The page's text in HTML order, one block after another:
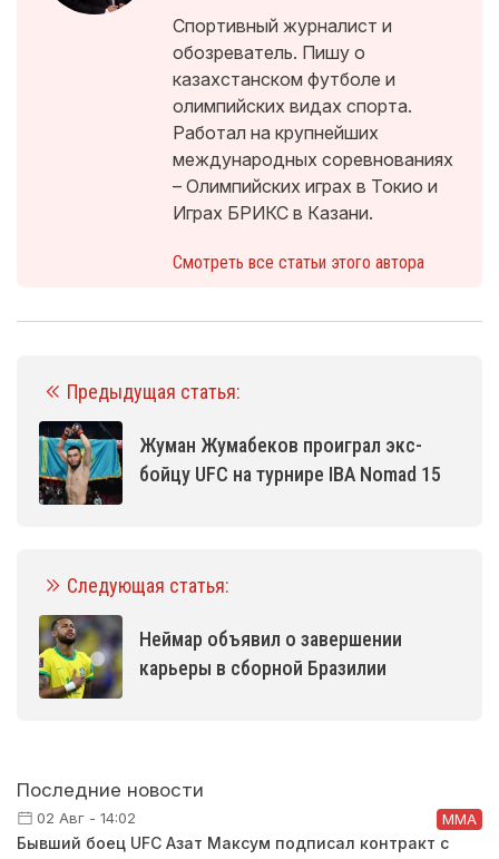
Спортивный журналист и
обозреватель. Пишу о
казахстанском футболе и
олимпийских видах спорта.
Работал на крупнейших
международных соревнованиях
– Олимпийских играх в Токио и
Играх БРИКС в Казани.
Смотреть все статьи этого автора
Предыдущая статья:
Жуман Жумабеков проиграл экс-
бойцу UFC на турнире IBA Nomad 15
Следующая статья:
Неймар объявил о завершении
карьеры в сборной Бразилии
Последние новости
02 Авг - 14:02 ММА
Бывший боец UFC Азат Максум подписал контракт с